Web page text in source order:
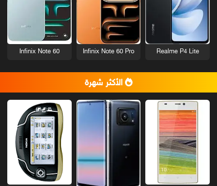
Realme P4 Lite
Infinix Note 60 Pro
Infinix Note 60
الأكثر شهرة